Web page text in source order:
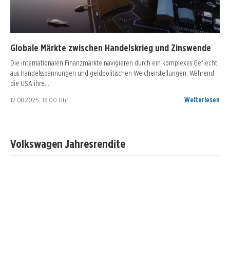
Globale Märkte zwischen Handelskrieg und Zinswende
Die internationalen Finanzmärkte navigieren durch ein komplexes Geflecht
aus Handelsspannungen und geldpolitischen Weichenstellungen. Während
die USA ihre…
12.08.2025, 16:00 Uhr Weiterlesen
Volkswagen Jahresrendite